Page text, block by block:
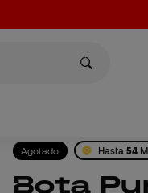
Agotado Hasta54
Bota Puma King